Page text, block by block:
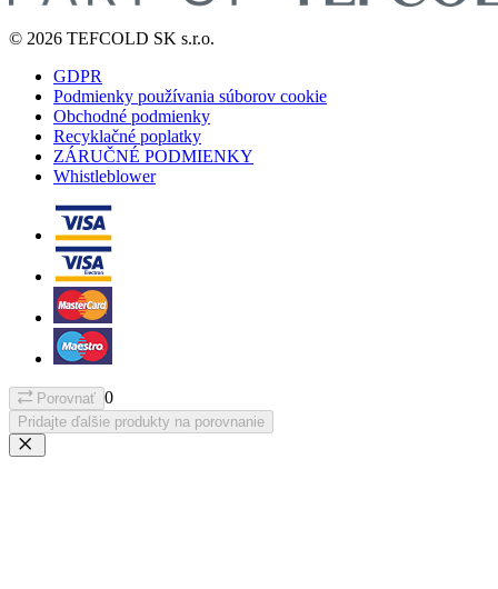
© 2026 TEFCOLD SK s.r.o.
GDPR
Podmienky používania súborov cookie
Obchodné podmienky
Recyklačné poplatky
ZÁRUČNÉ PODMIENKY
Whistleblower
Porovnať 0
Pridajte ďalšie produkty na porovnanie